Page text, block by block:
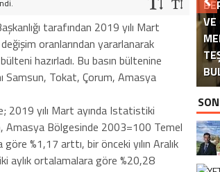
tarafından 2019 yılı Mart
oranlarından yararlanarak
hazırladı. Bu basın bültenine
Samsun, Tokat, Çorum, Amasya
2019 yılı Mart ayında Istatistiki
Amasya Bölgesinde 2003=100 Temel
%1,17 arttı, bir önceki yılın Aralık
aylık ortalamalara göre %20,28
VE